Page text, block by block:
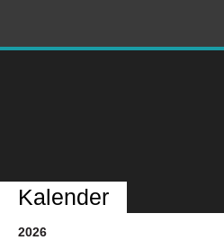
Kalender
2026